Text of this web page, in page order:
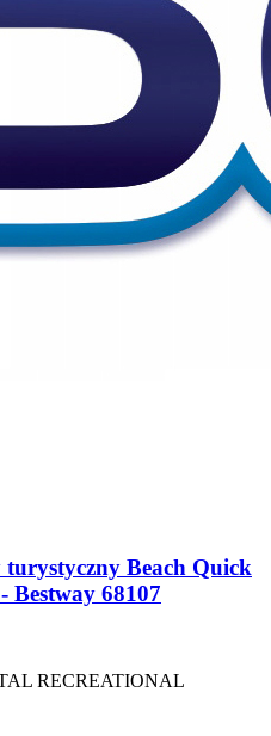
Beach Quick
Bestway 68107
RECREATIONAL